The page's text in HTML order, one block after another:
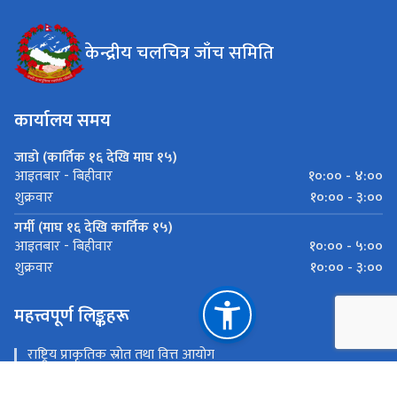
केन्द्रीय चलचित्र जाँच समिति
कार्यालय समय
जाडो (कार्तिक १६ देखि माघ १५)
आइतबार - बिहीवार
१०:०० - ४:००
शुक्रवार
१०:०० - ३:००
गर्मी (माघ १६ देखि कार्तिक १५)
आइतबार - बिहीवार
१०:०० - ५:००
शुक्रवार
१०:०० - ३:००
महत्त्वपूर्ण लिङ्कहरू
राष्ट्रिय प्राकृतिक स्रोत तथा वित्त आयोग